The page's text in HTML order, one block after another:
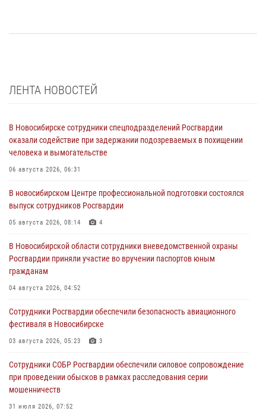
ЛЕНТА НОВОСТЕЙ
В Новосибирске сотрудники спецподразделений Росгвардии
оказали содействие при задержании подозреваемых в похищении
человека и вымогательстве
06 августа 2026, 06:31
В новосибирском Центре профессиональной подготовки состоялся
выпуск сотрудников Росгвардии
05 августа 2026, 08:14 4
В Новосибирской области сотрудники вневедомственной охраны
Росгвардии приняли участие во вручении паспортов юным
гражданам
04 августа 2026, 04:52
Сотрудники Росгвардии обеспечили безопасность авиационного
фестиваля в Новосибирске
03 августа 2026, 05:23 3
Сотрудники СОБР Росгвардии обеспечили силовое сопровождение
при проведении обысков в рамках расследования серии
мошенничеств
31 июля 2026, 07:52